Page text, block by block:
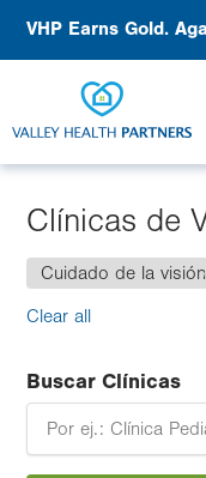
VHP Earns Gold.
Clínicas de
Cuidado de la visión
Clear all
Buscar Clínicas